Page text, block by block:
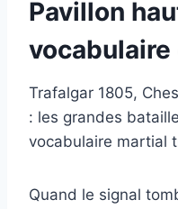
Pavillon
vocabulaire
Trafalgar 1805,
: les grandes
vocabulaire martial
Quand le signal